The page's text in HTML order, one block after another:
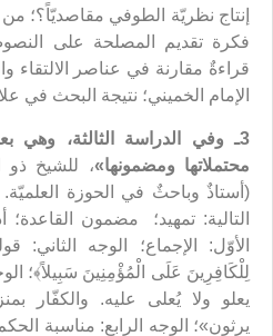
إنتاج نظريّة الطوفي مقاصديّاً؟؛
فكرة تقديم المصلحة على
قراءةٌ مقارنة في عناصر الالتقاء
الإمام الخميني؛ نتيجة البحث في
3ـ وفي الدراسة الثالثة، وهي بعنوان «
محتملاتها ومضمونها»، للشيخ ذو
(أستاذٌ وباحثٌ في الحوزة العلميّة.
التالية: تمهيد؛ مضمون القاعدة؛
الأوّل: الإجماع؛ الوجه الثاني:
لِلْكَافِرِينَ عَلَى الْمُؤْمِنِينَ سَبِيلاً﴾؛
يعلو ولا يُعلى عليه. والكفّار
يرثون»؛ الوجه الرابع: مناسبة